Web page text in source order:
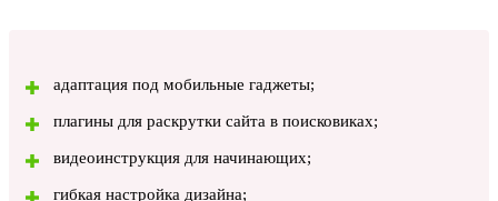
адаптация под мобильные гаджеты;
плагины для раскрутки сайта в поисковиках;
видеоинструкция для начинающих;
гибкая настройка дизайна;